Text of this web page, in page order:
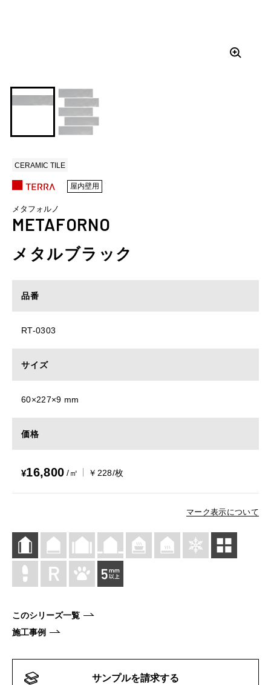
CERAMIC TILE
屋内壁用
メタフォルノ
METAFORNO
メタルブラック
品番
RT-0303
サイズ
60×227×9 mm
価格
¥16,800 /㎡ ￥228/枚
マーク表示について
このシリーズ一覧
施工事例
サンプルを請求する